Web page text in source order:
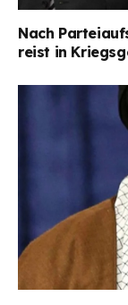
Nach
reist in